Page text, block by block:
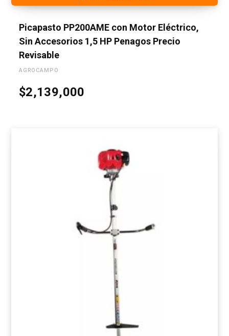
Picapasto PP200AME con Motor Eléctrico,
Sin Accesorios 1,5 HP Penagos Precio
Revisable
AGROCAMPO
$2,139,000